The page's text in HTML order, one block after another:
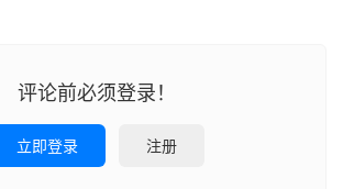
评论前必须登录！
立即登录 注册